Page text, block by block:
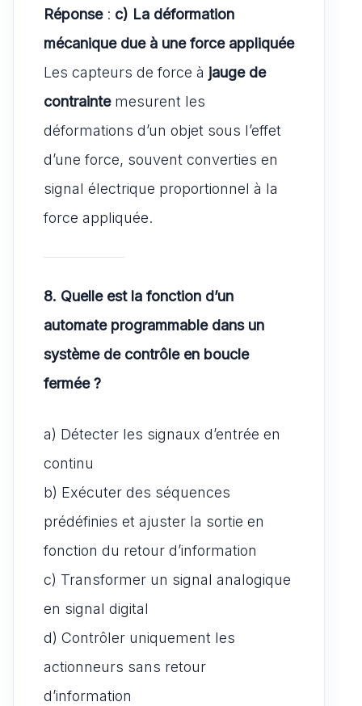
Réponse: c) La déformation
mécanique due à une force appliquée
Les capteurs de force à jauge de
contraintemesurent les
déformations d’un objet sous l’effet
d’une force, souvent converties en
signal électrique proportionnel à la
force appliquée.
8. Quelle est la fonction d’un
automate programmable dans un
système de contrôle en boucle
fermée ?
a) Détecter les signaux d’entrée en
continu
b) Exécuter des séquences
prédéfinies et ajuster la sortie en
fonction du retour d’information
c) Transformer un signal analogique
en signal digital
d) Contrôler uniquement les
actionneurs sans retour
d’information